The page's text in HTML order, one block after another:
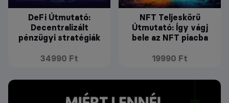
DeFi Útmutató:
Decentralizált
pénzügyi stratégiák
34990 Ft
NFT Teljeskörű
Útmutató: Így vágj
bele az NFT piacba
19990 Ft